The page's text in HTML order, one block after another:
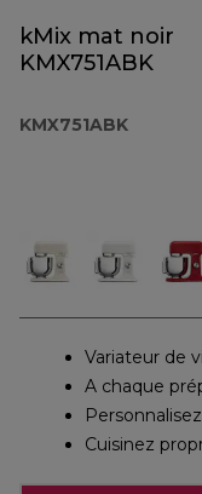
kMix mat noir
KMX751ABK
KMX751ABK
Variateur de
A chaque
Cuisinez